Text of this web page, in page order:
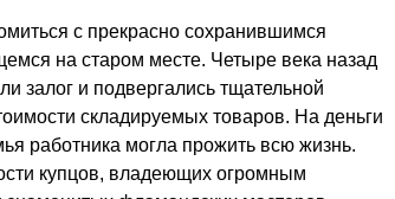
с прекрасно сохранившимся
на старом месте. Четыре века назад
залог и подвергались тщательной
складируемых товаров. На деньги
работника могла прожить всю жизнь.
купцов, владеющих огромным